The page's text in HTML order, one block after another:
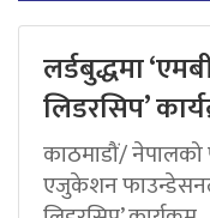
लर्डबुद्धमा
लिडरसिप’
काठमाडौं/
एजुकेशन